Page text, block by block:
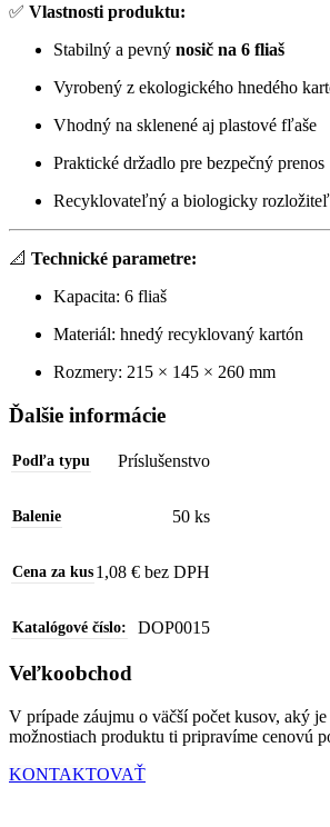
✅ Vlastnosti produktu:
Stabilný a pevný nosič na 6 fliaš
Vyrobený z ekologického hnedého
Vhodný na sklenené aj plastové fľaše
Praktické držadlo pre bezpečný prenos
Recyklovateľný a biologicky
📐 Technické parametre:
Kapacita: 6 fliaš
Materiál: hnedý recyklovaný kartón
Rozmery: 215 × 145 × 260 mm
Ďalšie informácie
Podľa typu Príslušenstvo
Balenie 50 ks
Cena za kus 1,08 € bez DPH
Katalógové číslo: DOP0015
Veľkoobchod
V prípade záujmu o väčší počet kusov, aký
možnostiach produktu ti pripravíme cenovú
KONTAKTOVAŤ